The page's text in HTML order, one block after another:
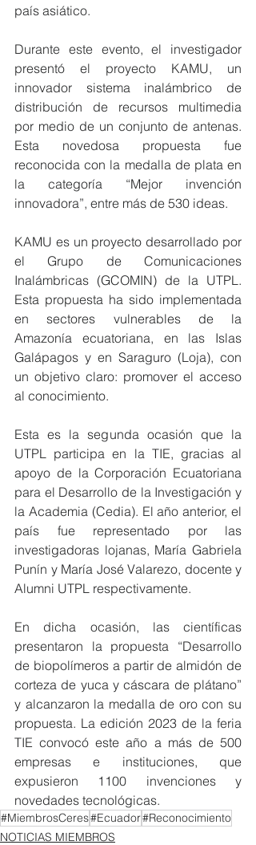
país asiático.
Durante este evento, el investigador
presentó el proyecto KAMU, un
innovador sistema inalámbrico de
distribución de recursos multimedia
por medio de un conjunto de antenas.
Esta novedosa propuesta fue
reconocida con la medalla de plata en
la categoría “Mejor invención
innovadora”, entre más de 530 ideas.
KAMU es un proyecto desarrollado por
el Grupo de Comunicaciones
Inalámbricas (GCOMIN) de la UTPL.
Esta propuesta ha sido implementada
en sectores vulnerables de la
Amazonía ecuatoriana, en las Islas
Galápagos y en Saraguro (Loja), con
un objetivo claro: promover el acceso
al conocimiento.
Esta es la segunda ocasión que la
UTPL participa en la TIE, gracias al
apoyo de la Corporación Ecuatoriana
para el Desarrollo de la Investigación y
la Academia (Cedia). El año anterior, el
país fue representado por las
investigadoras lojanas, María Gabriela
Punín y María José Valarezo, docente y
Alumni UTPL respectivamente.
En dicha ocasión, las científicas
presentaron la propuesta “Desarrollo
de biopolímeros a partir de almidón de
corteza de yuca y cáscara de plátano”
y alcanzaron la medalla de oro con su
propuesta. La edición 2023 de la feria
TIE convocó este año a más de 500
empresas e instituciones, que
expusieron 1100 invenciones y
novedades tecnológicas.
#MiembrosCeres#Ecuador#Reconocimiento
NOTICIAS MIEMBROS